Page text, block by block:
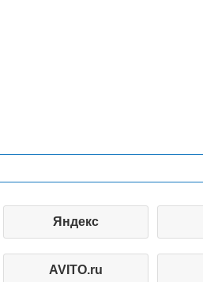
Яндекс
AVITO.ru